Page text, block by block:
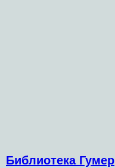
Библиотека Гумер